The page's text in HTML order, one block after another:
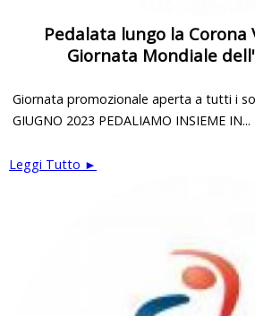
Pedalata lungo la Corona
Giornata Mondiale
Giornata promozionale aperta a tutti i
GIUGNO 2023 PEDALIAMO INSIEME IN...
Leggi Tutto ►